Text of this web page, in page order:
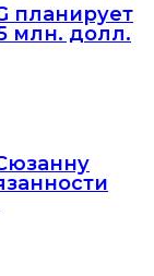
планирует
млн. долл.